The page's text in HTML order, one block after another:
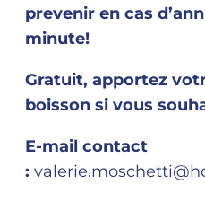
prevenir en cas
minute!
Gratuit, apportez
boisson si vous
E-mail contact
: